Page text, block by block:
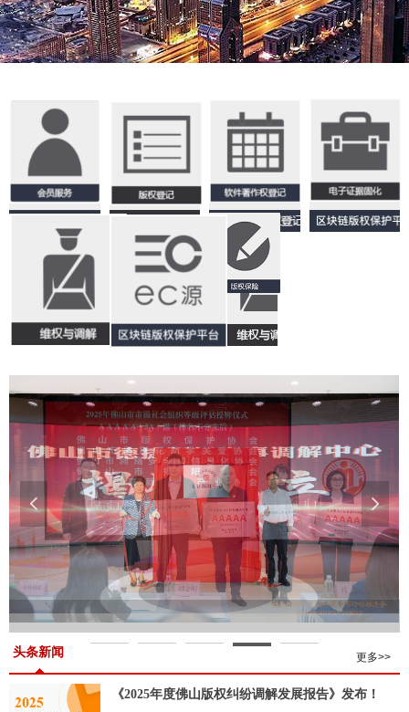
头条新闻 更多>>
넳 넲
《2025年度佛山版权纠纷调解发展报告》发布！